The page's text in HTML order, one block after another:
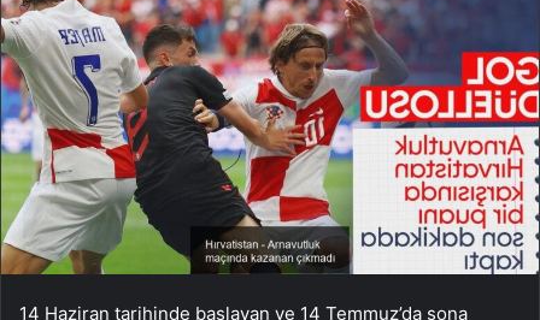
14 Haziran tarihinde başlayan ve 14 Temmuz’da sona